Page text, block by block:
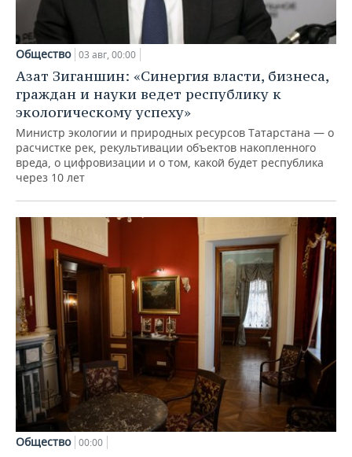
Общество 03 авг, 00:00
Азат Зиганшин: «Синергия власти, бизнеса,
граждан и науки ведет республику к
экологическому успеху»
Министр экологии и природных ресурсов Татарстана — о
расчистке рек, рекультивации объектов накопленного
вреда, о цифровизации и о том, какой будет республика
через 10 лет
Общество 00:00